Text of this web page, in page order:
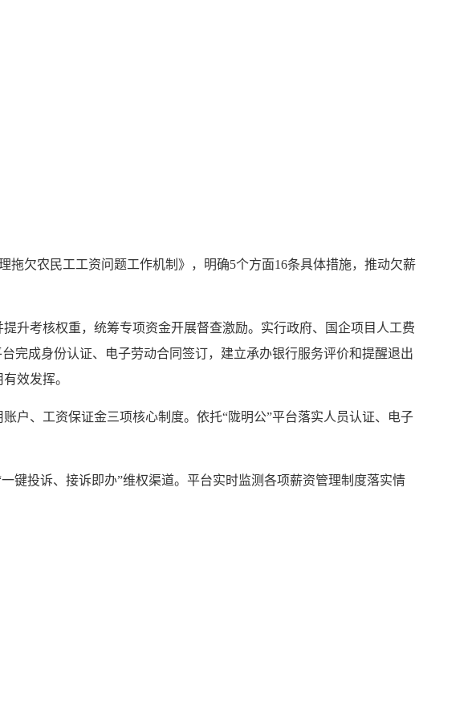
欠农民工工资问题工作机制》，明确5个方面16条具体措施，推动欠薪
考核权重，统筹专项资金开展督查激励。实行政府、国企项目人工费
完成身份认证、电子劳动合同签订，建立承办银行服务评价和提醒退出
效发挥。
、工资保证金三项核心制度。依托“陇明公”平台落实人员认证、电子
投诉、接诉即办”维权渠道。平台实时监测各项薪资管理制度落实情